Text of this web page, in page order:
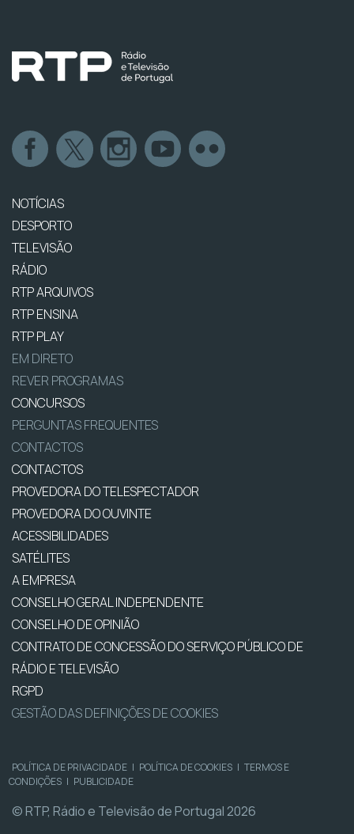
NOTÍCIAS
DESPORTO
TELEVISÃO
RÁDIO
RTP ARQUIVOS
RTP ENSINA
RTP PLAY
EM DIRETO
REVER PROGRAMAS
CONCURSOS
PERGUNTAS FREQUENTES
CONTACTOS
CONTACTOS
PROVEDORA DO TELESPECTADOR
PROVEDORA DO OUVINTE
ACESSIBILIDADES
SATÉLITES
A EMPRESA
CONSELHO GERAL INDEPENDENTE
CONSELHO DE OPINIÃO
CONTRATO DE CONCESSÃO DO SERVIÇO PÚBLICO DE
RÁDIO E TELEVISÃO
RGPD
GESTÃO DAS DEFINIÇÕES DE COOKIES
POLÍTICA DE PRIVACIDADE | POLÍTICA DE COOKIES | TERMOS E
CONDIÇÕES | PUBLICIDADE
© RTP, Rádio e Televisão de Portugal 2026